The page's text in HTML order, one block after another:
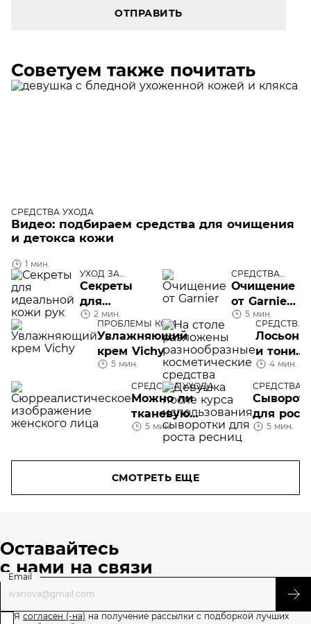
ОТПРАВИТЬ
Советуем также почитать
СРЕДСТВА УХОДА
Видео: подбираем средства для очищения
и детокса кожи
1 мин.
УХОД ЗА
ТЕЛОМ
Секреты
для
идеальной
кожи рук
2 мин.
СРЕДСТВА
УХОДА
Очищение
от Garnier:
какое
средство
подойдет
вашей
5 мин.
ПРОБЛЕМЫ КОЖИ
ЛИЦА
Увлажняющий
крем Vichy
5 мин.
СРЕДСТВА
УХОДА
Лосьон
и тоник:
в чем
разница
4 мин.
СРЕДСТВА УХОДА
Можно ли
тканевую
маску
использовать
несколько
раз
5 мин.
СРЕДСТВА
УХОДА
для
ресниц
5 мин.
СМОТРЕТЬ ЕЩЕ
Оставайтесь
с нами на связи
Email
Я согласен (-на) на получение рассылки с подборкой лучших